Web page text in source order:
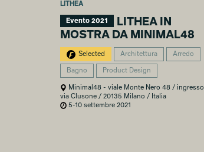
LITHEA
Evento 2021
LITHEA IN
MOSTRA DA MINIMAL48
Selected Architettura Arredo
Bagno Product Design
Minimal48 - viale Monte Nero 48 / ingresso
via Clusone / 20135 Milano / Italia
5-10 settembre 2021